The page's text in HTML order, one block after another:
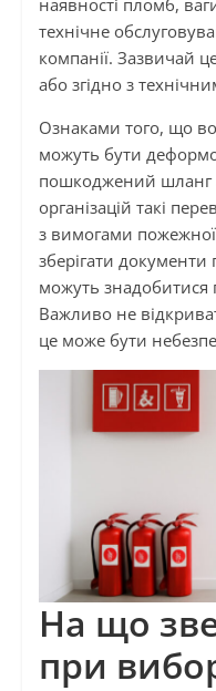
наявності пломб,
технічне
компанії. Зазвичай
або згідно з
Ознаками того, що
можуть бути
пошкоджений шланг
організацій такі
з вимогами
зберігати
можуть знадобитися
Важливо не
це може бути
На що
при